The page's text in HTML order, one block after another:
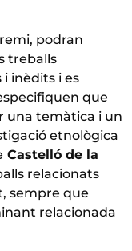
podran
treballs
i inèdits i es
que
una temàtica i un
etnològica
Castelló de la
relacionats
sempre que
relacionada